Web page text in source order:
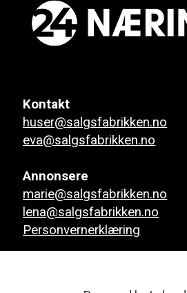
Kontakt
huser@salgsfabrikken.no
eva@salgsfabrikken.no
Annonsere
marie@salgsfabrikken.no
lena@salgsfabrikken.no
Personvernerklæring